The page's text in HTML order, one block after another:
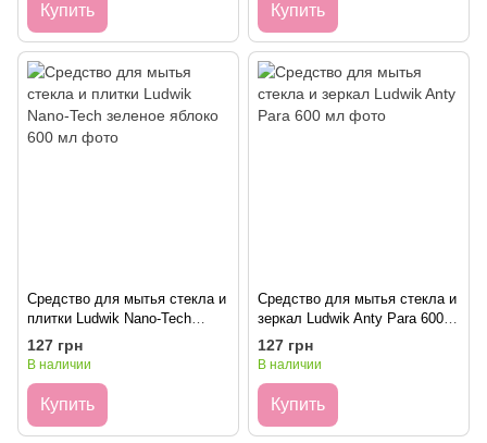
Купить Купить
Средство для мытья стекла и
плитки Ludwik Nano-Tech
зеленое яблоко 600 мл
127 грн
В наличии
Купить
Средство для мытья стекла и
зеркал Ludwik Anty Para 600
мл
127 грн
В наличии
Купить